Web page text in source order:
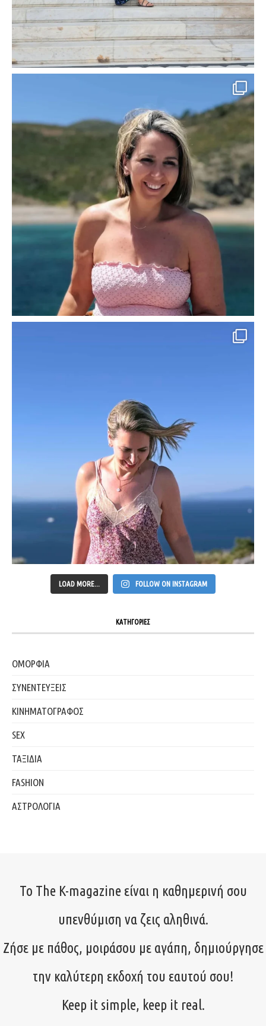
LOAD MORE... FOLLOW ON INSTAGRAM
ΚΑΤΗΓΟΡΙΕΣ
ΟΜΟΡΦΙΑ
ΣΥΝΕΝΤΕΥΞΕΙΣ
ΚΙΝΗΜΑΤΟΓΡΑΦΟΣ
SEX
ΤΑΞΙΔΙΑ
FASHION
ΑΣΤΡΟΛΟΓΙΑ
Το The K-magazine είναι η καθημερινή σου
υπενθύμιση να ζεις αληθινά.
Ζήσε με πάθος, μοιράσου με αγάπη, δημιούργησε
την καλύτερη εκδοχή του εαυτού σου!
Keep it simple, keep it real.